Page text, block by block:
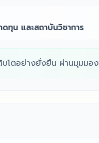
ทุน และสถาบันวิชาการ
บโตอย่างยั่งยืน ผ่านมุมม